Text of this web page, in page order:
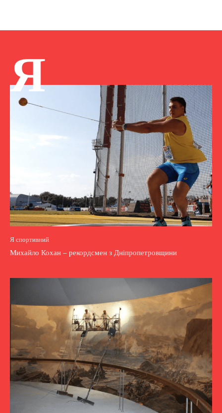
Я
Я спортивний
Михайло Кохан – рекордсмен з Дніпропетровщини